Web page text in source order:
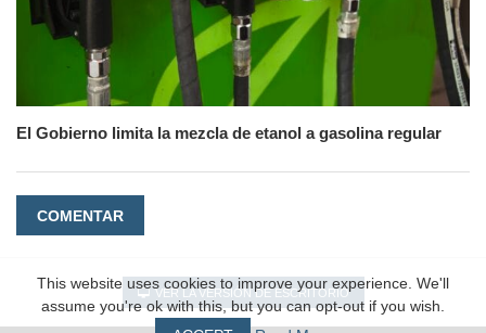
El Gobierno limita la mezcla de etanol a gasolina regular
COMENTAR
VER LA VERSIÓN DE ESCRITORIO
This website uses cookies to improve your experience. We'll
assume you're ok with this, but you can opt-out if you wish.